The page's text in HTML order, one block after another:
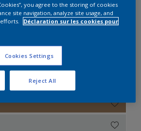
you agree to the storing of cookies
site navigation, analyze site usage, and
Déclaration sur les cookies pour
Cookies Settings
Reject All